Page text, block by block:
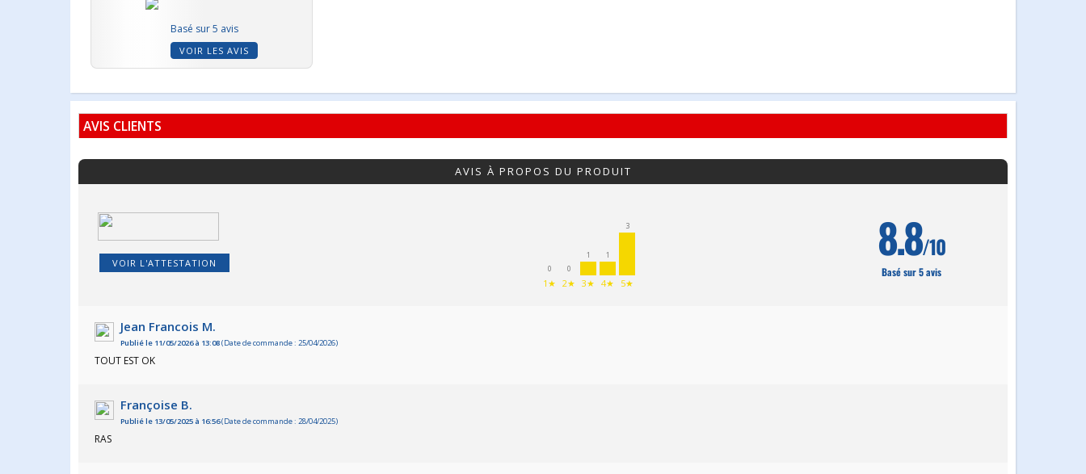
Basé sur 5 avis
VOIR LES AVIS
AVIS CLIENTS
AVIS À PROPOS DU PRODUIT
VOIR L'ATTESTATION 0
1★
0
2★
1
3★
1
4★
3
5★
8.8/10
Basé sur 5 avis
Jean Francois M.
Publié le 11/05/2026 à 13:08(Date de commande : 25/04/2026)
TOUT EST OK
Françoise B.
Publié le 13/05/2025 à 16:56(Date de commande : 28/04/2025)
RAS